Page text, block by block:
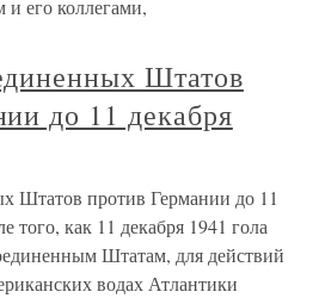
и его коллегами,
Штатов
до 11 декабря
Штатов против Германии до 11
того, как 11 декабря 1941 гола
Штатам, для действий
водах Атлантики